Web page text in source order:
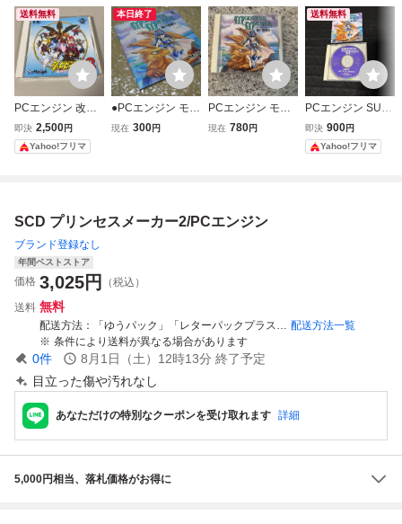
送料無料
PCエンジン 改造
町人シュビビンマ
ン3 異界のプリン
セス
即決 2,500円
Yahoo!フリマ
本日終了
●PCエンジン モン
スターメーカー闇
現在 300円
PCエンジン モン
スターメーカー
現在 780円
送料無料
PCエンジン SUP
ER CD-ROM2 モ
ンスターメーカー
闇の竜騎士
即決 900円
Yahoo!フリマ
SCD プリンセスメーカー2/PCエンジン
ブランド登録なし
年間ベストストア
価格 3,025円
（税込）
送料 無料
配送方法 「ゆうパック」「レターパックプラス」「ゆうパケット」又は「ゆうメール」 配送方法一覧
条件により送料が異なる場合があります
0件 8月1日（土）12時13分 終了予定
目立った傷や汚れなし
あなただけの特別なクーポンを受け取れます 詳細
5,000円相当、落札価格がお得に